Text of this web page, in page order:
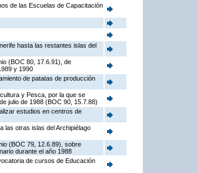
de las Escuelas de Capacitación
hasta las restantes islas del
(BOC 80, 17.6.91), de
y 1990
de patatas de producción
y Pesca, por la que se
julio de 1988 (BOC 90, 15.7.88)
estudios en centros de
las otras islas del Archipiélago
(BOC 79, 12.6.89), sobre
durante el año 1988
de cursos de Educación